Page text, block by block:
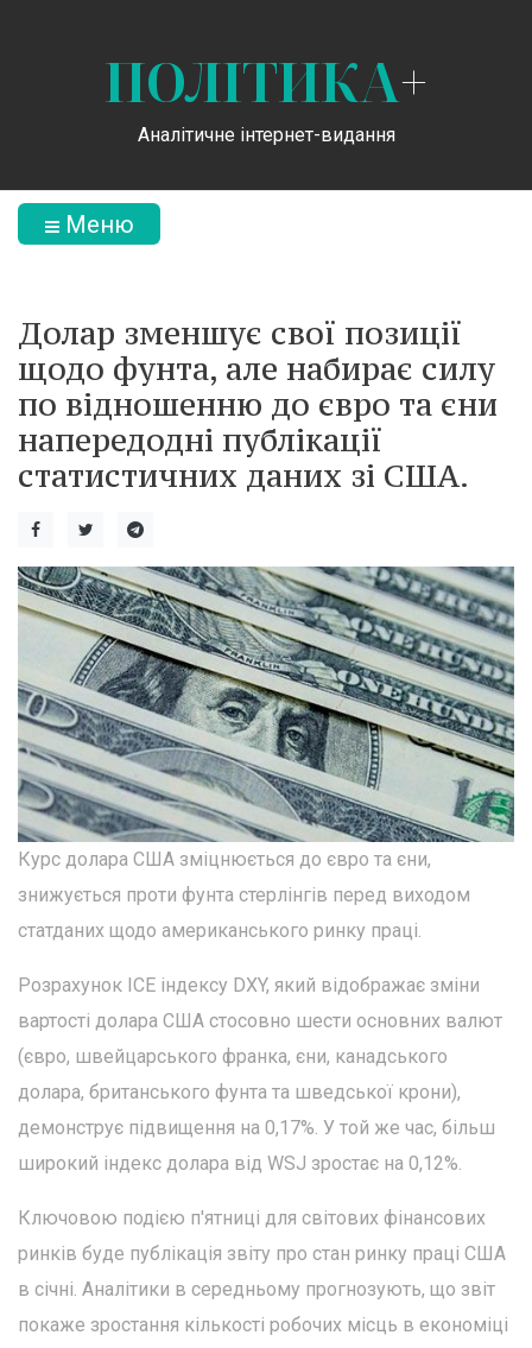
ПОЛІТИКА+
Аналітичне інтернет-видання
Меню
Долар зменшує свої позиції
щодо фунта, але набирає силу
по відношенню до євро та єни
напередодні публікації
статистичних даних зі США.
Курс долара США зміцнюється до євро та єни,
знижується проти фунта стерлінгів перед виходом
статданих щодо американського ринку праці.
Розрахунок ICE індексу DXY, який відображає зміни
вартості долара США стосовно шести основних валют
(євро, швейцарського франка, єни, канадського
долара, британського фунта та шведської крони),
демонструє підвищення на 0,17%. У той же час, більш
широкий індекс долара від WSJ зростає на 0,12%.
Ключовою подією п'ятниці для світових фінансових
ринків буде публікація звіту про стан ринку праці США
в січні. Аналітики в середньому прогнозують, що звіт
покаже зростання кількості робочих місць в економіці